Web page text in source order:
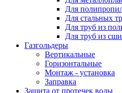
Для
Для стальных
Для труб из
Для труб из
Газгольдеры
Вертикальные
Горизонтальные
Монтаж - установка
Заправка
Защита от протечек воды